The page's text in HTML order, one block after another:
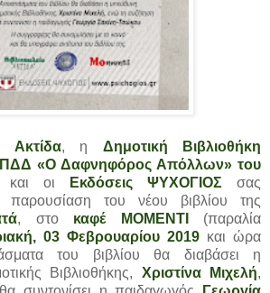
Ακτίδα, η Δημοτική Βιβλιοθήκη
«Ο Δαφνηφόρος Απόλλων» του
και οι Εκδόσεις ΨΥΧΟΓΙΟΣ σας
παρουσίαση του νέου βιβλίου της
, στο καφέ MOMENTI
(παραλία
03 Φεβρουαρίου 2019 και ώρα
του βιβλίου θα διαβάσει η
Βιβλιοθήκης, Χριστίνα Μιχελή,